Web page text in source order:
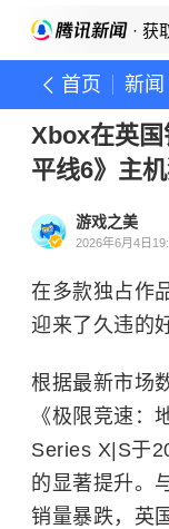
· 获
首页 新闻
Xbox在英
平线6》主
游戏之美
2026年6月4日
在多款独占作
迎来了久违的
根据最新市场
《极限竞速：
Series X|S于
的显著提升。
销量暴跌，英